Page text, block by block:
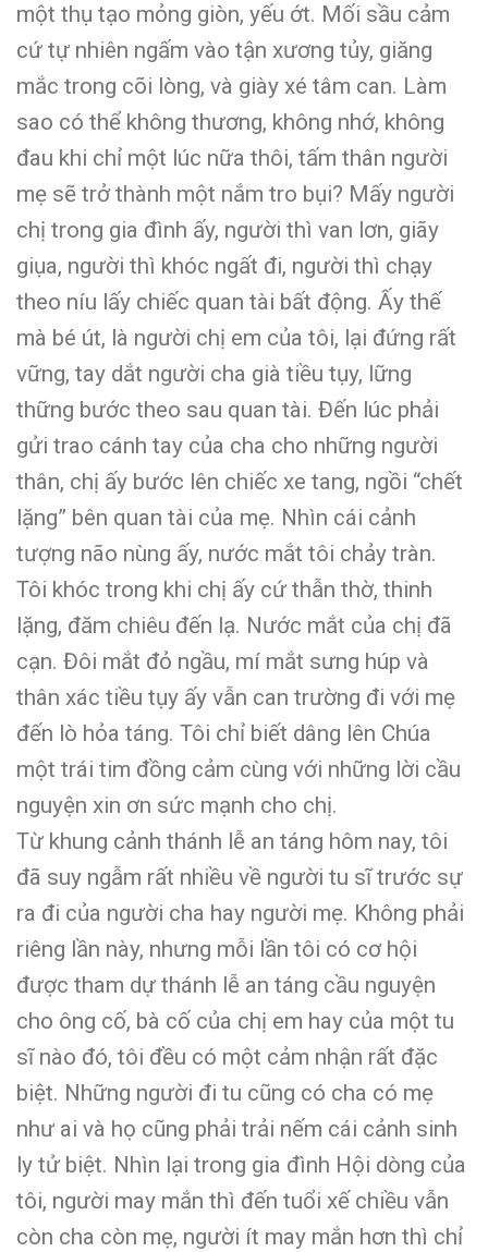
một thụ tạo mỏng giòn, yếu ớt. Mối sầu cảm
cứ tự nhiên ngấm vào tận xương tủy, giăng
mắc trong cõi lòng, và giày xé tâm can. Làm
sao có thể không thương, không nhớ, không
đau khi chỉ một lúc nữa thôi, tấm thân người
mẹ sẽ trở thành một nắm tro bụi? Mấy người
chị trong gia đình ấy, người thì van lơn, giãy
giụa, người thì khóc ngất đi, người thì chạy
theo níu lấy chiếc quan tài bất động. Ấy thế
mà bé út, là người chị em của tôi, lại đứng rất
vững, tay dắt người cha già tiều tụy, lững
thững bước theo sau quan tài. Đến lúc phải
gửi trao cánh tay của cha cho những người
thân, chị ấy bước lên chiếc xe tang, ngồi “chết
lặng” bên quan tài của mẹ. Nhìn cái cảnh
tượng não nùng ấy, nước mắt tôi chảy tràn.
Tôi khóc trong khi chị ấy cứ thẫn thờ, thinh
lặng, đăm chiêu đến lạ. Nước mắt của chị đã
cạn. Đôi mắt đỏ ngầu, mí mắt sưng húp và
thân xác tiều tụy ấy vẫn can trường đi với mẹ
đến lò hỏa táng. Tôi chỉ biết dâng lên Chúa
một trái tim đồng cảm cùng với những lời cầu
nguyện xin ơn sức mạnh cho chị.
Từ khung cảnh thánh lễ an táng hôm nay, tôi
đã suy ngẫm rất nhiều về người tu sĩ trước sự
ra đi của người cha hay người mẹ. Không phải
riêng lần này, nhưng mỗi lần tôi có cơ hội
được tham dự thánh lễ an táng cầu nguyện
cho ông cố, bà cố của chị em hay của một tu
sĩ nào đó, tôi đều có một cảm nhận rất đặc
biệt. Những người đi tu cũng có cha có mẹ
như ai và họ cũng phải trải nếm cái cảnh sinh
ly tử biệt. Nhìn lại trong gia đình Hội dòng của
tôi, người may mắn thì đến tuổi xế chiều vẫn
còn cha còn mẹ, người ít may mắn hơn thì chỉ